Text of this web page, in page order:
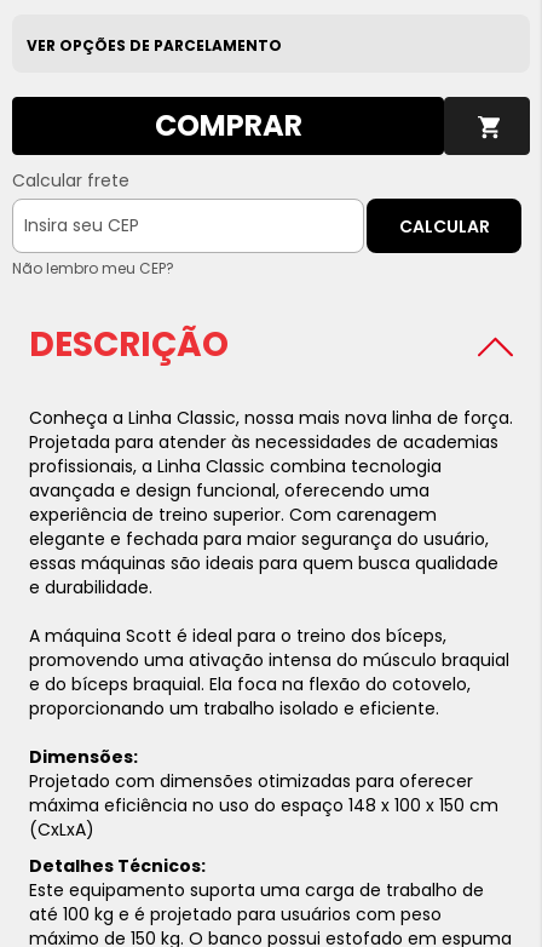
VER OPÇÕES DE PARCELAMENTO
COMPRAR
Calcular frete
CALCULAR
Não lembro meu CEP?
DESCRIÇÃO
Conheça a Linha Classic, nossa mais nova linha de força.
Projetada para atender às necessidades de academias
profissionais, a Linha Classic combina tecnologia
avançada e design funcional, oferecendo uma
experiência de treino superior. Com carenagem
elegante e fechada para maior segurança do usuário,
essas máquinas são ideais para quem busca qualidade
e durabilidade.
A máquina Scott é ideal para o treino dos bíceps,
promovendo uma ativação intensa do músculo braquial
e do bíceps braquial. Ela foca na flexão do cotovelo,
proporcionando um trabalho isolado e eficiente.
Dimensões:
Projetado com dimensões otimizadas para oferecer
máxima eficiência no uso do espaço 148 x 100 x 150 cm
(CxLxA)
Detalhes Técnicos:
Este equipamento suporta uma carga de trabalho de
até 100 kg e é projetado para usuários com peso
máximo de 150 kg. O banco possui estofado em espuma